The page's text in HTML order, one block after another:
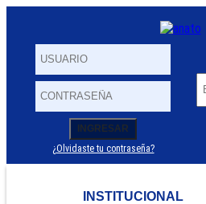
Usuario
Contraseña
INGRESAR
¿Olvidaste tu contraseña?
INSTITUCIONAL